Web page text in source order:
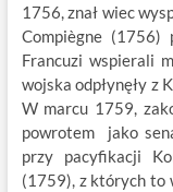
1756, znał wiec
Compiègne (1756)
Francuzi wspierali
wojska odpłynęły
W marcu 1759,
powrotem jako
przy pacyfikacji
(1759), z których to